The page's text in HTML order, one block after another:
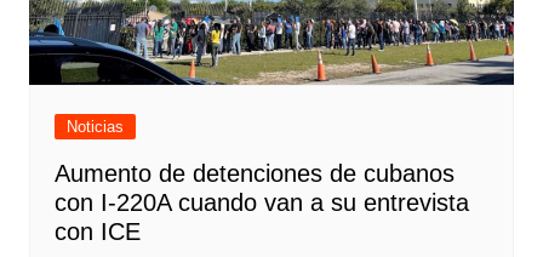
Noticias
Aumento de detenciones de cubanos
con I-220A cuando van a su entrevista
con ICE